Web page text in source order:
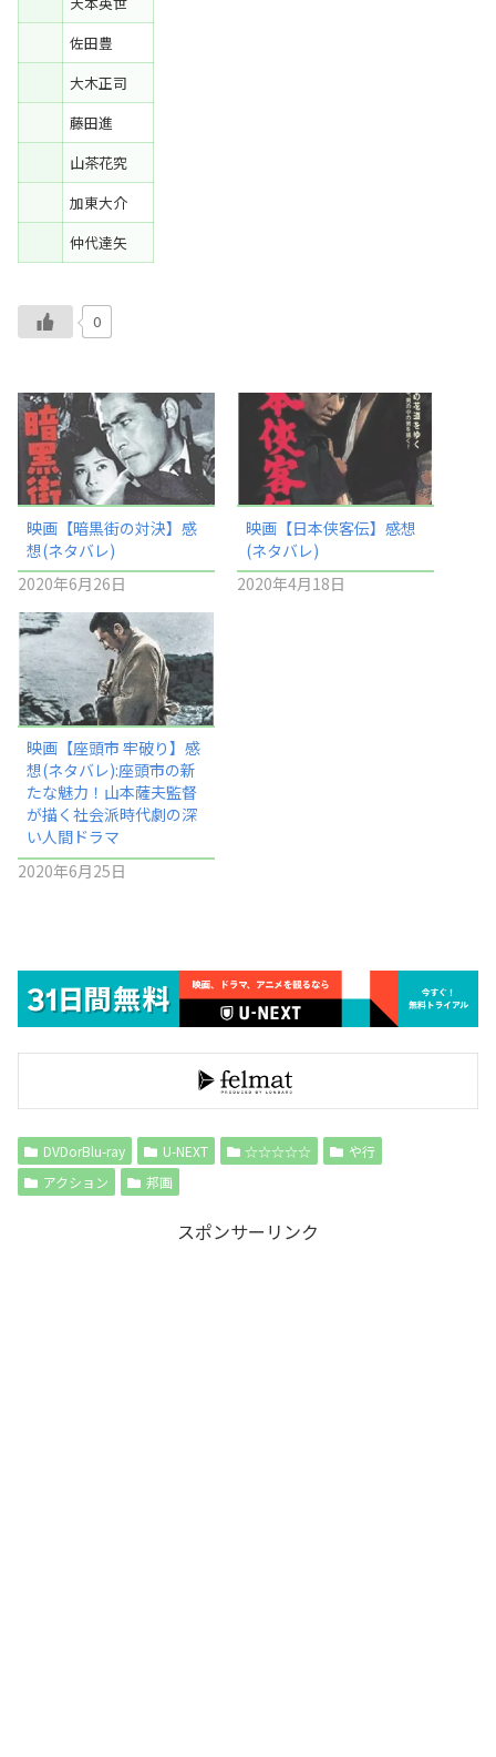
佐田豊
大木正司
藤田進
山茶花究
加東大介
仲代達矢
0
映画【暗黒街の対決】感
想(ネタバレ)
2020年6月26日
映画【日本侠客伝】感想
(ネタバレ)
2020年4月18日
映画【座頭市 牢破り】感
想(ネタバレ):座頭市の新
たな魅力！山本薩夫監督
が描く社会派時代劇の深
い人間ドラマ
2020年6月25日
DVDorBlu-ray U-NEXT ☆☆☆☆☆
や行
アクション
邦画
スポンサーリンク